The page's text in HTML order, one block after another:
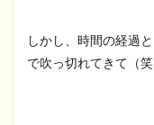
しかし、時間の経過
で吹っ切れてきて（笑